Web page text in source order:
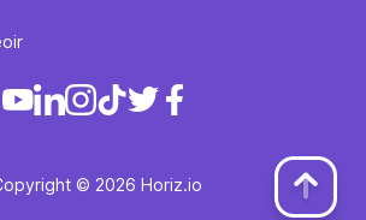
© 2026 Horiz.io